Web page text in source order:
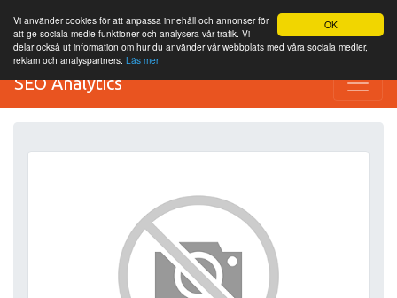
OK
Vi använder cookies för att anpassa innehåll och annonser för
att ge sociala medie funktioner och analysera vår trafik. Vi
delar också ut information om hur du använder vår webbplats med våra sociala medier,
reklam och analyspartners. Läs mer
SEO Analytics